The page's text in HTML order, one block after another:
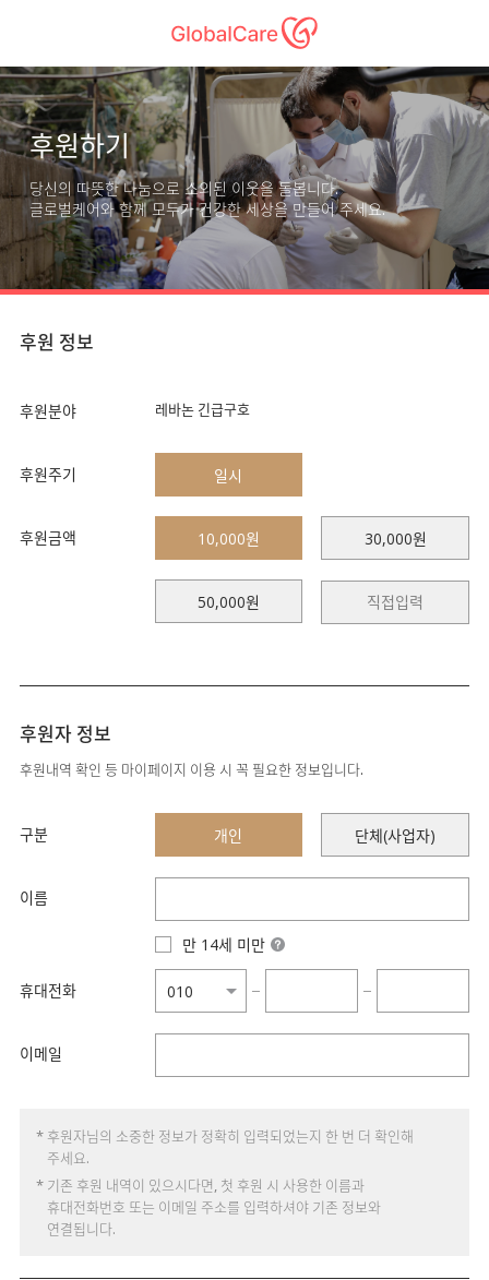
후원하기
당신의 따뜻한 나눔으로 소외된 이웃을 돌봅니다.
글로벌케어와 함께 모두가 건강한 세상을 만들어 주세요.
후원 정보
후원분야 레바논 긴급구호
후원주기 일시
후원금액 10,000원 30,000원
50,000원
후원자 정보
후원내역 확인 등 마이페이지 이용 시 꼭 필요한 정보입니다.
구분 개인 단체(사업자)
이름
만 14세 미만
휴대전화 − −
이메일
* 후원자님의 소중한 정보가 정확히 입력되었는지 한 번 더 확인해
주세요.
* 기존 후원 내역이 있으시다면, 첫 후원 시 사용한 이름과
휴대전화번호 또는 이메일 주소를 입력하셔야 기존 정보와
연결됩니다.